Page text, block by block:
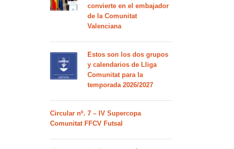
convierte en el embajador
de la Comunitat
Valenciana
Estos son los dos grupos
y calendarios de Lliga
Comunitat para la
temporada 2026/2027
Circular nº. 7 – IV Supercopa
Comunitat FFCV Futsal